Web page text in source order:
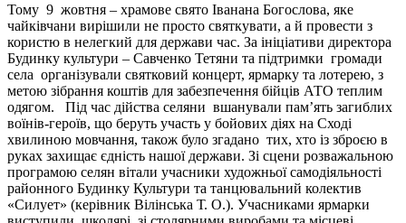
Тому 9 жовтня – храмове свято Іванана Богослова, яке
чайківчани вирішили не просто святкувати, а й провести з
користю в нелегкий для держави час. За ініціативи директора
Будинку культури – Савченко Тетяни та підтримки громади
села організували святковий концерт, ярмарку та лотерею, з
метою зібрання коштів для забезпечення бійців АТО теплим
одягом. Під час дійства селяни вшанували пам’ять загиблих
воїнів-героїв, що беруть участь у бойових діях на Сході
хвилиною мовчання, також було згадано тих, хто із зброєю в
руках захищає єдність нашої держави. Зі сцени розважальною
програмою селян вітали учасники художньої самодіяльності
районного Будинку Культури та танцювальний колектив
«Силует» (керівник Вілінська Т. О.). Учасниками ярмарки